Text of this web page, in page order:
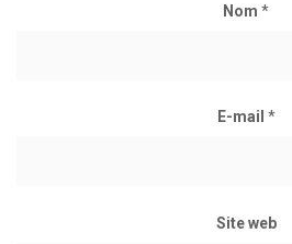
Nom *
E-mail *
Site web